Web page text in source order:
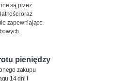
są przez
oraz
zapewniające
pieniędzy
zakupu
14 dni i